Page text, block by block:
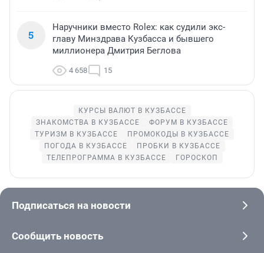
5
Наручники вместо Rolex: как судили экс-
главу Минздрава Кузбасса и бывшего
миллионера Дмитрия Беглова
4 658 15
КУРСЫ ВАЛЮТ В КУЗБАССЕ
ЗНАКОМСТВА В КУЗБАССЕ
ФОРУМ В КУЗБАССЕ
ТУРИЗМ В КУЗБАССЕ
ПРОМОКОДЫ В КУЗБАССЕ
ПОГОДА В КУЗБАССЕ
ПРОБКИ В КУЗБАССЕ
ТЕЛЕПРОГРАММА В КУЗБАССЕ
ГОРОСКОП
Подписаться на новости
Сообщить новость